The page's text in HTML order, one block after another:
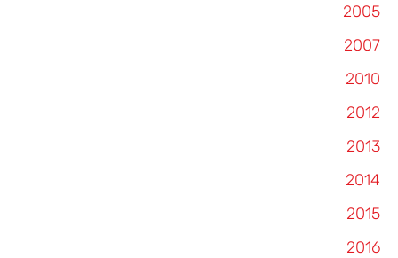
2005
2007
2010
2012
2013
2014
2015
2016